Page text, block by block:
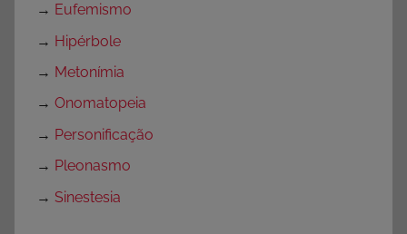
→ Eufemismo
→ Hipérbole
→ Metonímia
→ Onomatopeia
→ Personificação
→ Pleonasmo
→ Sinestesia